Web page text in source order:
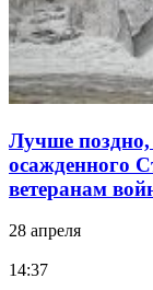
Лучше
осажденного
ветеранам
28 апреля
14:37